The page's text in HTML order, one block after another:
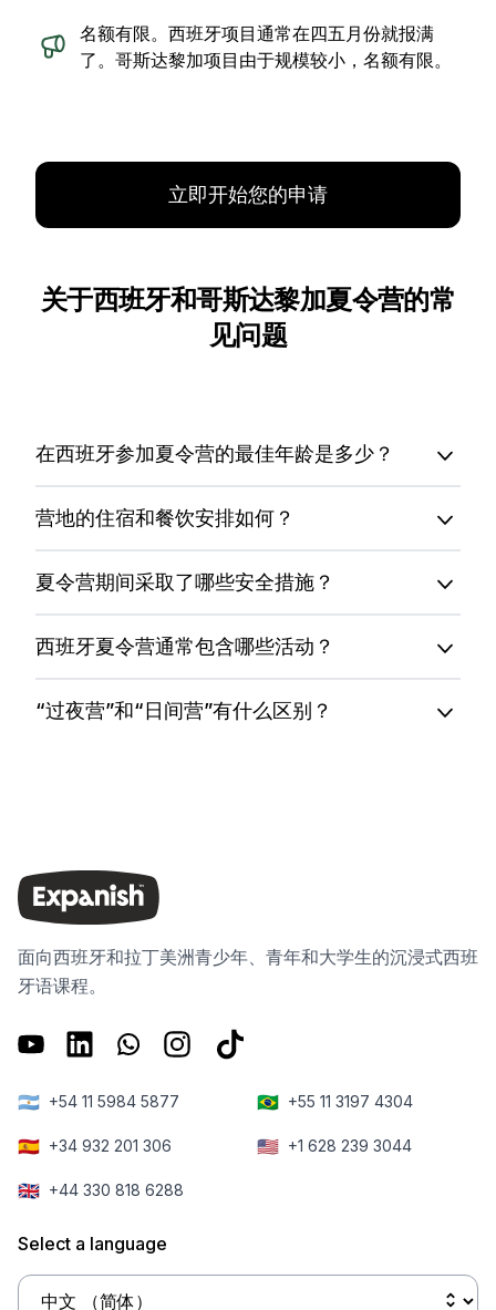
名额有限。西班牙项目通常在四五月份就报满
了。哥斯达黎加项目由于规模较小，名额有限。
立即开始您的申请
关于西班牙和哥斯达黎加夏令营的常
见问题
在西班牙参加夏令营的最佳年龄是多少？
营地的住宿和餐饮安排如何？
夏令营期间采取了哪些安全措施？
西班牙夏令营通常包含哪些活动？
“过夜营”和“日间营”有什么区别？
面向西班牙和拉丁美洲青少年、青年和大学生的沉浸式西班
牙语课程。
🇦🇷 +54 11 5984 5877 🇧🇷 +55 11 3197 4304
🇪🇸 +34 932 201 306 🇺🇸 +1 628 239 3044
🇬🇧 +44 330 818 6288
Select a language